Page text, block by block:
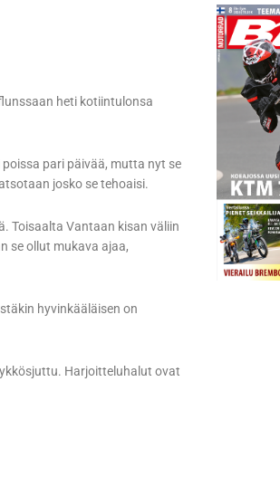
heti kotiintulonsa
pari päivää, mutta nyt se
josko se tehoaisi.
Toisaalta Vantaan kisan väliin
se ollut mukava ajaa,
hyvinkääläisen on
Harjoitteluhalut ovat